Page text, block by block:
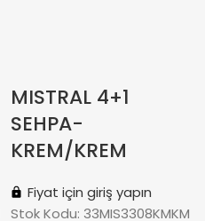
MISTRAL 4+1
SEHPA-
KREM/KREM
Fiyat için giriş yapın
Stok Kodu: 33MIS3308KMKM